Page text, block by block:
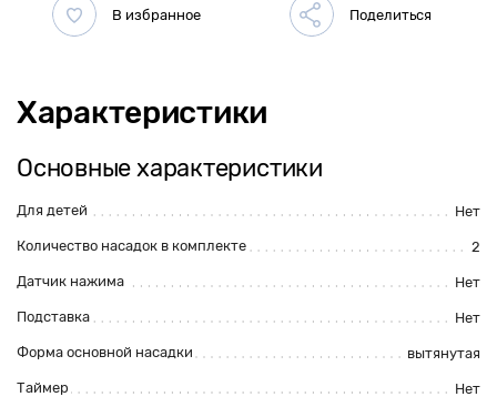
Характеристики
Основные характеристики
Для детей Нет
Количество насадок в комплекте 2
Датчик нажима Нет
Подставка Нет
Форма основной насадки вытянутая
Таймер Нет